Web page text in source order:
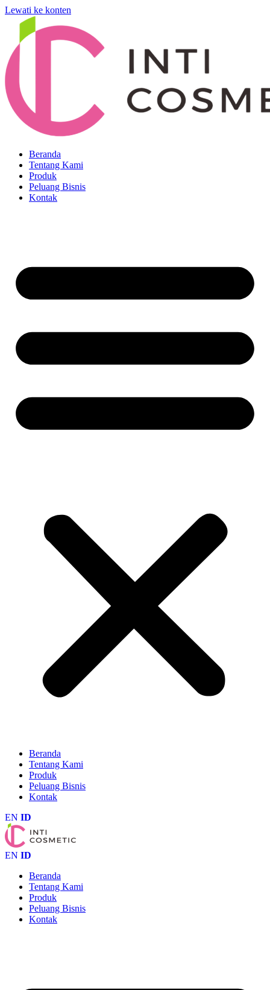
Lewati ke konten
Beranda
Tentang Kami
Produk
Peluang Bisnis
Kontak
Beranda
Tentang Kami
Produk
Peluang Bisnis
Kontak
EN ID
EN ID
Beranda
Tentang Kami
Produk
Peluang Bisnis
Kontak